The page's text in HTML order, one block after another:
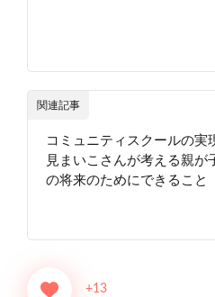
関連記事
コミュニティスクールの実
見まいこさんが考える親が
の将来のためにできること
+13